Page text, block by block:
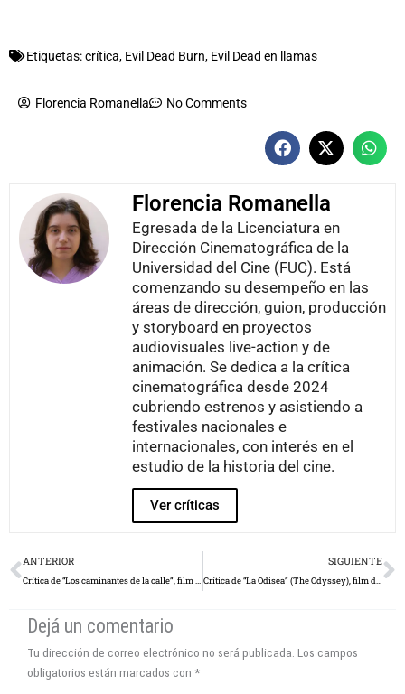
Etiquetas:crítica, Evil Dead Burn, Evil Dead en llamas
Florencia Romanella No Comments
Florencia Romanella
Egresada de la Licenciatura en
Dirección Cinematográfica de la
Universidad del Cine (FUC). Está
comenzando su desempeño en las
áreas de dirección, guion, producción
y storyboard en proyectos
audiovisuales live-action y de
animación. Se dedica a la crítica
cinematográfica desde 2024
cubriendo estrenos y asistiendo a
festivales nacionales e
internacionales, con interés en el
estudio de la historia del cine.
Ver críticas
Prev
ANTERIOR
Crítica de “Los caminantes de la calle”, film dirigido por Juan Manuel Hsu
SIGUIENTE
Crítica de “La Odisea” (The Odyssey), film dirigido por Christopher Nolan
Dejá un comentario
Tu dirección de correo electrónico no será publicada. Los campos
obligatorios están marcados con *